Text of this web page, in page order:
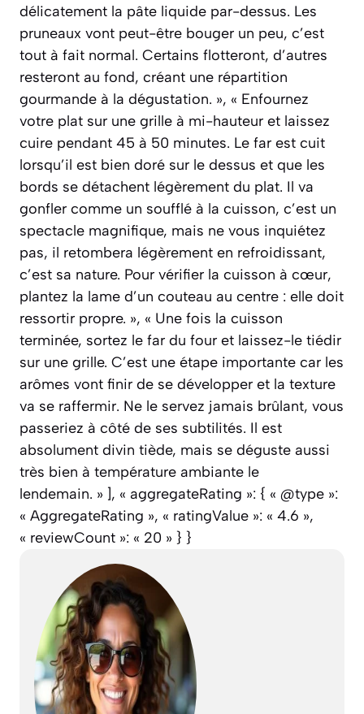
délicatement la pâte liquide par-dessus. Les
pruneaux vont peut-être bouger un peu, c’est
tout à fait normal. Certains flotteront, d’autres
resteront au fond, créant une répartition
gourmande à la dégustation. », « Enfournez
votre plat sur une grille à mi-hauteur et laissez
cuire pendant 45 à 50 minutes. Le far est cuit
lorsqu’il est bien doré sur le dessus et que les
bords se détachent légèrement du plat. Il va
gonfler comme un soufflé à la cuisson, c’est un
spectacle magnifique, mais ne vous inquiétez
pas, il retombera légèrement en refroidissant,
c’est sa nature. Pour vérifier la cuisson à cœur,
plantez la lame d’un couteau au centre : elle doit
ressortir propre. », « Une fois la cuisson
terminée, sortez le far du four et laissez-le tiédir
sur une grille. C’est une étape importante car les
arômes vont finir de se développer et la texture
va se raffermir. Ne le servez jamais brûlant, vous
passeriez à côté de ses subtilités. Il est
absolument divin tiède, mais se déguste aussi
très bien à température ambiante le
lendemain. » ], « aggregateRating »: { « @type »:
« AggregateRating », « ratingValue »: « 4.6 »,
« reviewCount »: « 20 » } }